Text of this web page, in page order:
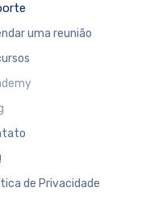
uma reunião
de Privacidade